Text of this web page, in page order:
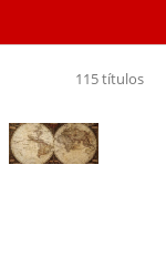
115 títulos